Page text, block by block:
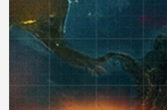
ของ
คุณ
เพลง